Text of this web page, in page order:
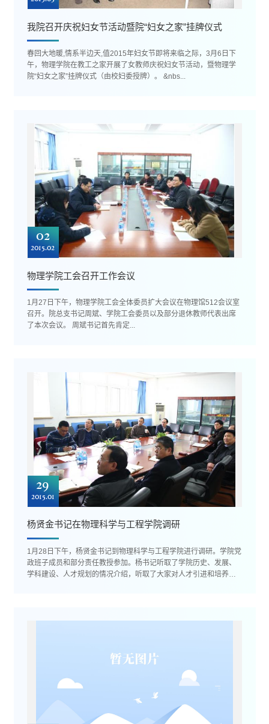
我院召开庆祝妇女节活动暨院“妇女之家”挂牌仪式
春回大地暖,情系半边天,值2015年妇女节即将来临之际，3月6日下
午，物理学院在教工之家开展了女教师庆祝妇女节活动，暨物理学
院“妇女之家”挂牌仪式（由校妇委授牌）。 &nbs...
02
2015.02
物理学院工会召开工作会议
1月27日下午，物理学院工会全体委员扩大会议在物理馆512会议室
召开。院总支书记周斌、学院工会委员以及部分退休教师代表出席
了本次会议。 周斌书记首先肯定...
29
2015.01
杨贤金书记在物理科学与工程学院调研
1月28日下午，杨贤金书记到物理科学与工程学院进行调研。学院党
政班子成员和部分责任教授参加。杨书记听取了学院历史、发展、
学科建设、人才规划的情况介绍，听取了大家对人才引进和培养、